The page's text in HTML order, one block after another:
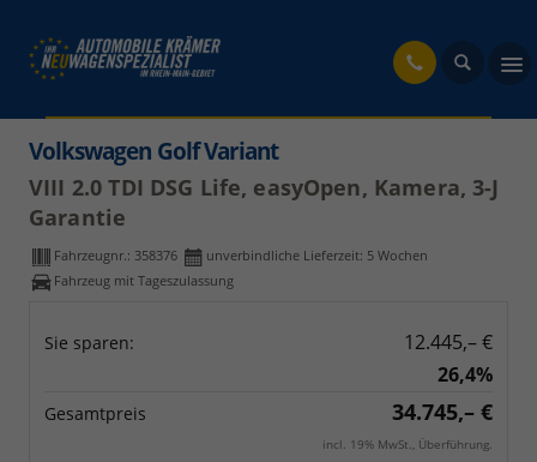
Volkswagen Golf Variant
VIII 2.0 TDI DSG Life, easyOpen, Kamera, 3-J
Garantie
Fahrzeugnr.: 358376 unverbindliche Lieferzeit: 5 Wochen
Fahrzeug mit Tageszulassung
Sie sparen:
12.445,– €
26,4%
Gesamtpreis 34.745,– €
incl. 19% MwSt., Überführung.